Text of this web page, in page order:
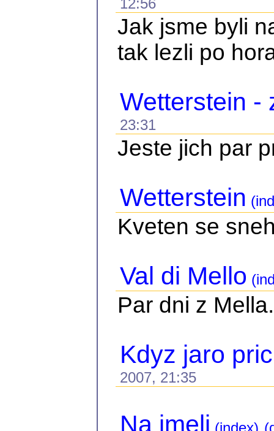
12:56
Jak jsme byli
tak lezli po
Wetterstein -
23:31
Jeste jich par
Wetterstein
Kveten se
Val di Mello
Par dni z Mella.
Kdyz jaro
2007, 21:35
Na jmeli (index)